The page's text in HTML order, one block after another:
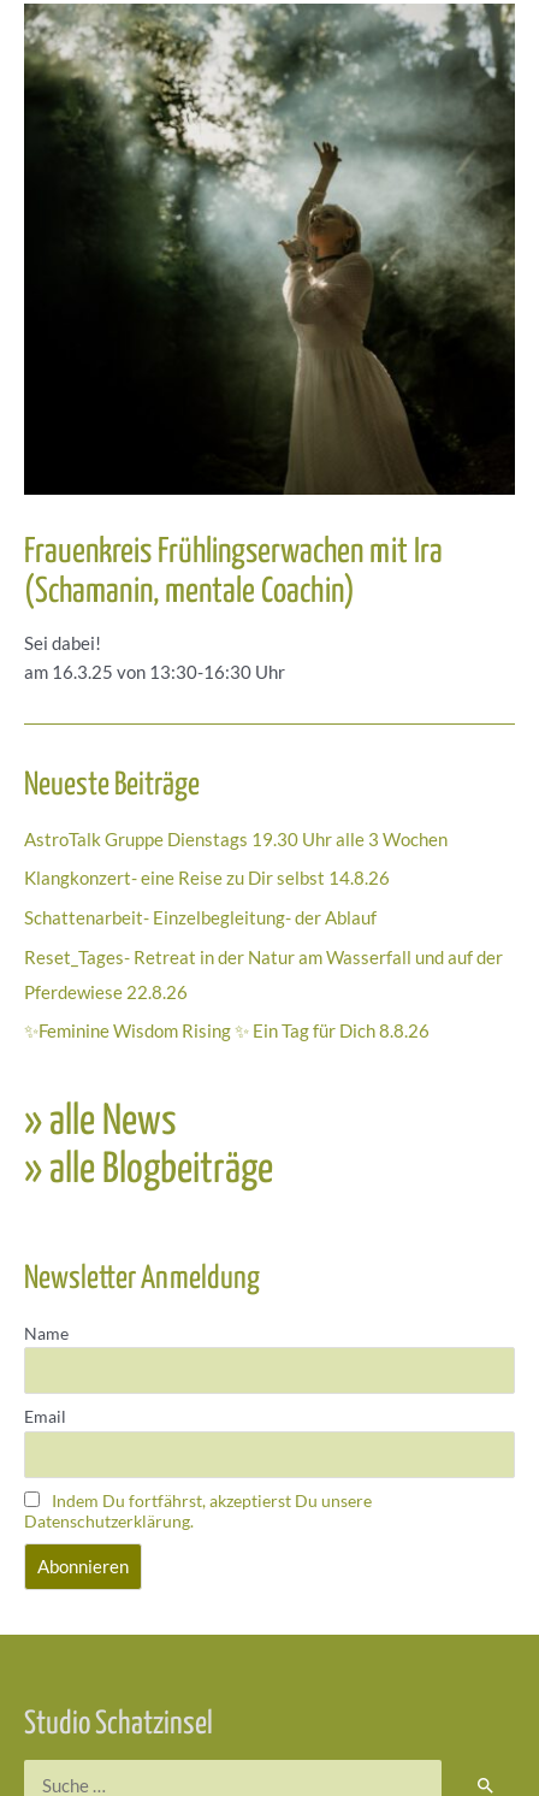
Frauenkreis Frühlingserwachen mit Ira
(Schamanin, mentale Coachin)
Sei dabei!
am 16.3.25 von 13:30-16:30 Uhr
Neueste Beiträge
AstroTalk Gruppe Dienstags 19.30 Uhr alle 3 Wochen
Klangkonzert- eine Reise zu Dir selbst 14.8.26
Schattenarbeit- Einzelbegleitung- der Ablauf
Reset_Tages- Retreat in der Natur am Wasserfall und auf der
Pferdewiese 22.8.26
✨Feminine Wisdom Rising ✨ Ein Tag für Dich 8.8.26
» alle News
» alle Blogbeiträge
Newsletter Anmeldung
Name
Email
Indem Du fortfährst, akzeptierst Du unsere
Datenschutzerklärung.
Studio Schatzinsel